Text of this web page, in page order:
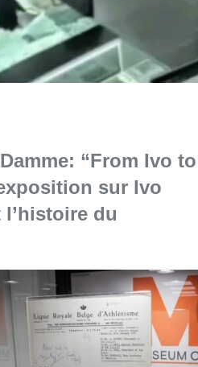
“From Ivo to
sur Ivo
l’histoire du